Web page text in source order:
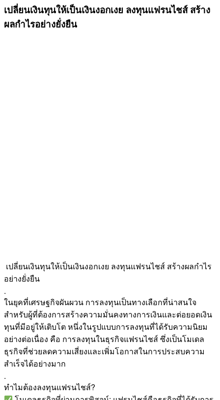
เปลี่ยนเงินทุนให้เป็นเงินงอกเงย ลงทุนแฟรนไชส์ สร้าง
ผลกำไรอย่างยั่งยืน
เปลี่ยนเงินทุนให้เป็นเงินงอกเงย ลงทุนแฟรนไชส์ สร้างผลกำไร
อย่างยั่งยืน
.
ในยุคที่เศรษฐกิจผันผวน การลงทุนเป็นทางเลือกที่น่าสนใจ
สำหรับผู้ที่ต้องการสร้างความมั่นคงทางการเงินและต่อยอดเงิน
ทุนที่มีอยู่ให้เติบโต หนึ่งในรูปแบบการลงทุนที่ได้รับความนิยม
อย่างต่อเนื่อง คือ การลงทุนในธุรกิจแฟรนไชส์ ซึ่งเป็นโมเดล
ธุรกิจที่ช่วยลดความเสี่ยงและเพิ่มโอกาสในการประสบความ
สำเร็จได้อย่างมาก
.
ทำไมต้องลงทุนแฟรนไชส์?